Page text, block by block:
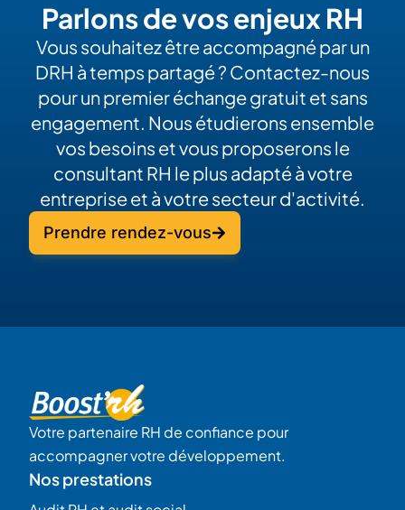
Parlons de vos enjeux RH
Vous souhaitez être accompagné par un
DRH à temps partagé ? Contactez-nous
pour un premier échange gratuit et sans
engagement. Nous étudierons ensemble
vos besoins et vous proposerons le
consultant RH le plus adapté à votre
entreprise et à votre secteur d'activité.
Prendre rendez-vous
Votre partenaire RH de confiance pour
accompagner votre développement.
Nos prestations